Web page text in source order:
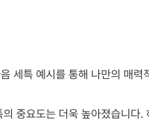
세특 예시를 통해 나만의 매력
중요도는 더욱 높아졌습니다.